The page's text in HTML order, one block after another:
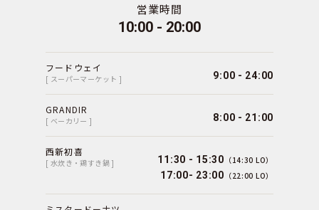
営業時間
10:00 - 20:00
フードウェイ
[ スーパーマーケット ] 9:00 - 24:00
GRANDIR
[ ベーカリー ] 8:00 - 21:00
西新初喜
[ 水炊き・鶏すき鍋 ] 11:30 - 15:30 （14:30 LO）
17:00- 23:00 （22:00 LO）